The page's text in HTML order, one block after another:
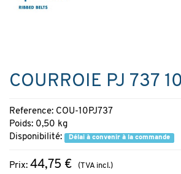
COURROIE PJ 737
Reference: COU-10PJ737
Poids: 0,50 kg
Disponibilité:
Délai à convenir à la commande
Prix: 44,75 €
(TVA incl.)